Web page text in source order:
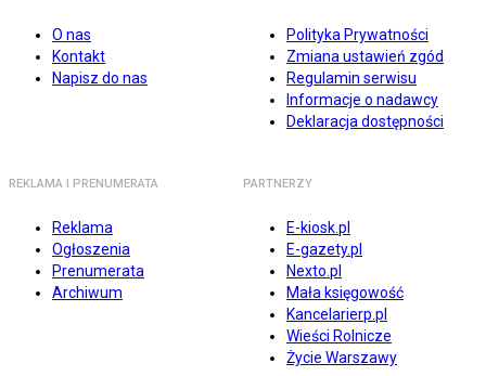
O nas
Kontakt
Napisz do nas
Polityka Prywatności
Zmiana ustawień zgód
Regulamin serwisu
Informacje o nadawcy
Deklaracja dostępności
REKLAMA I PRENUMERATA
Reklama
Ogłoszenia
Prenumerata
Archiwum
PARTNERZY
E-kiosk.pl
E-gazety.pl
Nexto.pl
Mała księgowość
Kancelarierp.pl
Wieści Rolnicze
Życie Warszawy